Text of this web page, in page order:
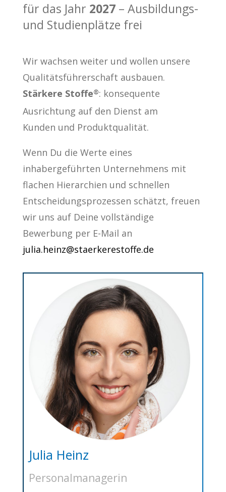
für das Jahr 2027– Ausbildungs-
und Studienplätze frei
Wir wachsen weiter und wollen unsere
Qualitätsführerschaft ausbauen.
Stärkere Stoffe®: konsequente
Ausrichtung auf den Dienst am
Kunden und Produktqualität.
Wenn Du die Werte eines
inhabergeführten Unternehmens mit
flachen Hierarchien und schnellen
Entscheidungsprozessen schätzt, freuen
wir uns auf Deine vollständige
Bewerbung per E-Mail an
julia.heinz@staerkerestoffe.de
Julia Heinz
Personalmanagerin